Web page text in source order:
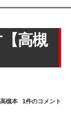
高槻
1件のコメント
槻本